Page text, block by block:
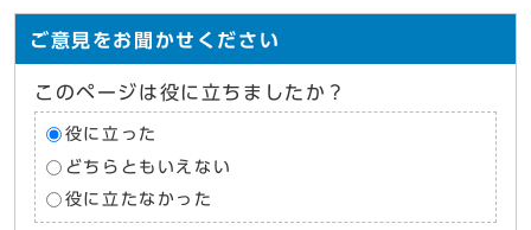
ご意見をお聞かせください
このページは役に立ちましたか？
役に立った
どちらともいえない
役に立たなかった